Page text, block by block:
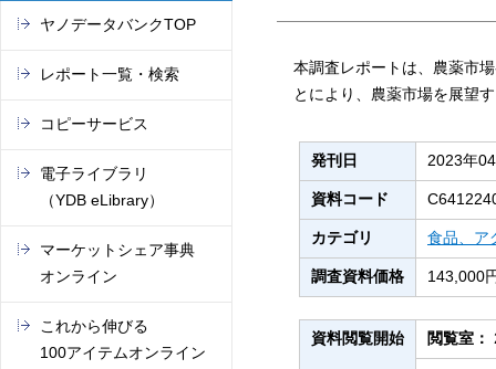
本調査レポートは、農薬市
とにより、農薬市場を展望
発刊日 2023年
資料コード
カテゴリ 食品、ア
調査資料価格 143,000
資料閲覧開始 閲覧室：
ヤノデータバンクTOP
レポート一覧・検索
コピーサービス
電子ライブラリ
（YDB eLibrary）
マーケットシェア事典
オンライン
これから伸びる
100アイテムオンライン